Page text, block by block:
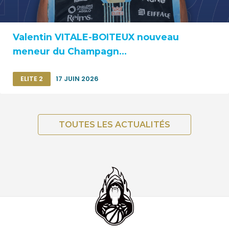
Valentin VITALE-BOITEUX nouveau
meneur du Champagn...
ELITE 2 17 JUIN 2026
TOUTES LES ACTUALITÉS